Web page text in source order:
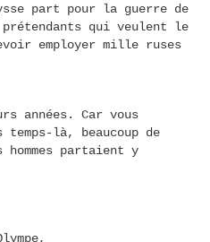
part pour la guerre de
qui veulent le
employer mille ruses
années. Car vous
temps-là, beaucoup de
partaient y
,